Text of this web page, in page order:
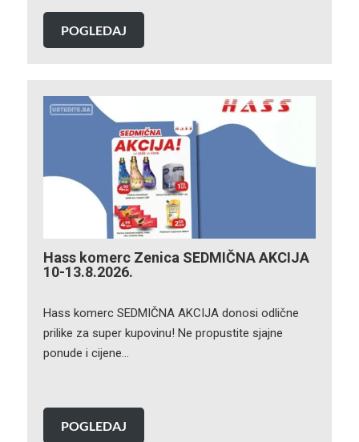
POGLEDAJ
Hass komerc Zenica SEDMIČNA AKCIJA
10-13.8.2026.
Hass komerc SEDMIČNA AKCIJA donosi odlične
prilike za super kupovinu! Ne propustite sjajne
ponude i cijene…
POGLEDAJ